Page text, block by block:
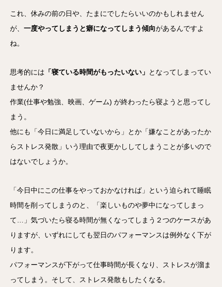
これ、休みの前の日や、たまにでしたらいいのかもしれません
が、 一度やってしまうと癖になってしまう傾向があるんですよ
ね。
思考的には 「寝ている時間がもったいない」 となってしまってい
ませんか？
作業(仕事や勉強、映画、ゲーム) が終わったら寝ようと思ってし
まう。
他にも「今日に満足していないから」とか「嫌なことがあったか
らストレス発散」いう理由で夜更かししてしまうことが多いので
はないでしょうか。
「今日中にこの仕事をやっておかなければ」という迫られて睡眠
時間を削ってしまうのと、「楽しいものや夢中になってしまっ
て…」気づいたら寝る時間が無くなってしまう２つのケースがあ
りますが、いずれにしても翌日のパフォーマンスは例外なく下が
ります。
パフォーマンスが下がって仕事時間が長くなり、ストレスが溜ま
ってしまう。そして、ストレス発散もしたくなる。